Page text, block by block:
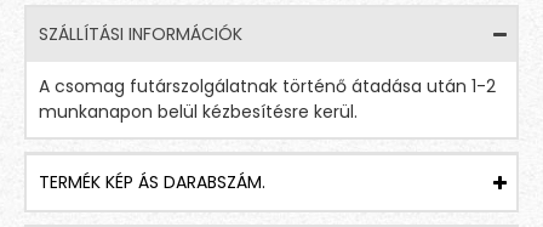
SZÁLLÍTÁSI INFORMÁCIÓK
A csomag futárszolgálatnak történő átadása után 1-2
munkanapon belül kézbesítésre kerül.
TERMÉK KÉP ÁS DARABSZÁM.